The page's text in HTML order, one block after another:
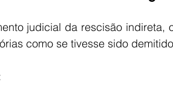
judicial da rescisão indireta,
como se tivesse sido